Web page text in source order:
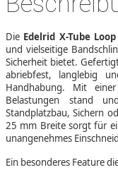
Die Edelrid X-Tube
und vielseitige
Sicherheit bietet.
abriebfest, langlebig
Handhabung. Mit
Belastungen stand
Standplatzbau, Sichern
25 mm Breite sorgt für
unangenehmes
Ein besonderes Feature